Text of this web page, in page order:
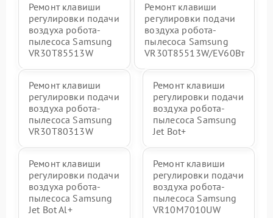
Ремонт клавиши
регулировки подачи
воздуха робота-
пылесоса Samsung
VR30T85513W
Ремонт клавиши
регулировки подачи
воздуха робота-
пылесоса Samsung
VR30T85513W/EV60Вт
Ремонт клавиши
регулировки подачи
воздуха робота-
пылесоса Samsung
VR30T80313W
Ремонт клавиши
регулировки подачи
воздуха робота-
пылесоса Samsung
Jet Bot+
Ремонт клавиши
регулировки подачи
воздуха робота-
пылесоса Samsung
Jet Bot Al+
Ремонт клавиши
регулировки подачи
воздуха робота-
пылесоса Samsung
VR10M7010UW